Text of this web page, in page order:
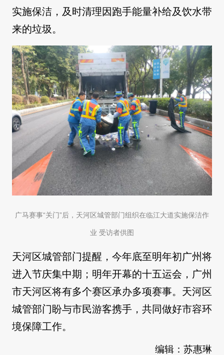
实施保洁，及时清理因跑手能量补给及饮水带
来的垃圾。
广马赛事“关门”后，天河区城管部门组织在临江大道实施保洁作
业 受访者供图
天河区城管部门提醒，今年底至明年初广州将
进入节庆集中期；明年开幕的十五运会，广州
市天河区将有多个赛区承办多项赛事。天河区
城管部门盼与市民游客携手，共同做好市容环
境保障工作。
编辑：苏惠琳